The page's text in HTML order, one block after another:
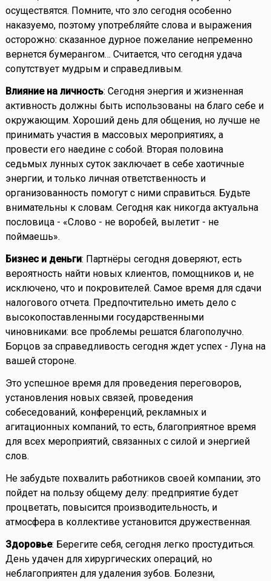
осуществятся. Помните, что зло сегодня особенно
наказуемо, поэтому употребляйте слова и выражения
осторожно: сказанное дурное пожелание непременно
вернется бумерангом… Считается, что сегодня удача
сопутствует мудрым и справедливым.
Влияние на личность: Сегодня энергия и жизненная
активность должны быть использованы на благо себе и
окружающим. Хороший день для общения, но лучше не
принимать участия в массовых мероприятиях, а
провести его наедине с собой. Вторая половина
седьмых лунных суток заключает в себе хаотичные
энергии, и только личная ответственность и
организованность помогут с ними справиться. Будьте
внимательны к словам. Сегодня как никогда актуальна
пословица - «Слово - не воробей, вылетит - не
поймаешь».
Бизнес и деньги: Партнёры сегодня доверяют, есть
вероятность найти новых клиентов, помощников и, не
исключено, что и покровителей. Самое время для сдачи
налогового отчета. Предпочтительно иметь дело с
высокопоставленными государственными
чиновниками: все проблемы решатся благополучно.
Борцов за справедливость сегодня ждет успех - Луна на
вашей стороне.
Это успешное время для проведения переговоров,
установления новых связей, проведения
собеседований, конференций, рекламных и
агитационных компаний, то есть, благоприятное время
для всех мероприятий, связанных с силой и энергией
слов.
Не забудьте похвалить работников своей компании, это
пойдет на пользу общему делу: предприятие будет
процветать, повысится производительность, и
атмосфера в коллективе установится дружественная.
Здоровье: Берегите себя, сегодня легко простудиться.
День удачен для хирургических операций, но
неблагоприятен для удаления зубов. Болезни,